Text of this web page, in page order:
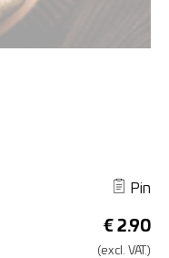
Pin
€ 2.90
(excl. VAT.)